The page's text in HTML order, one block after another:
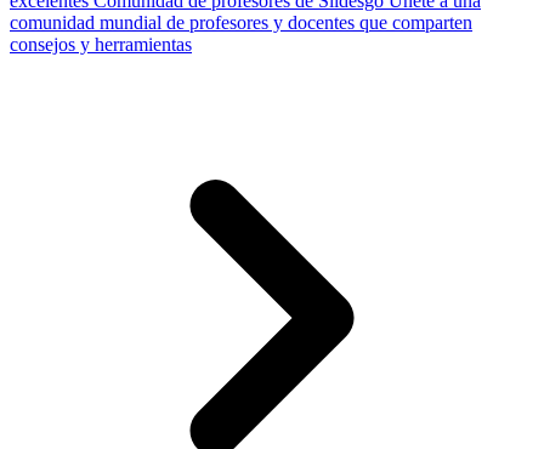
comunidad mundial de profesores y docentes que comparten
consejos y herramientas